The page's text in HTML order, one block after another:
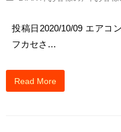
投稿日2020/10/09 エアコ
フカセさ…
Read More